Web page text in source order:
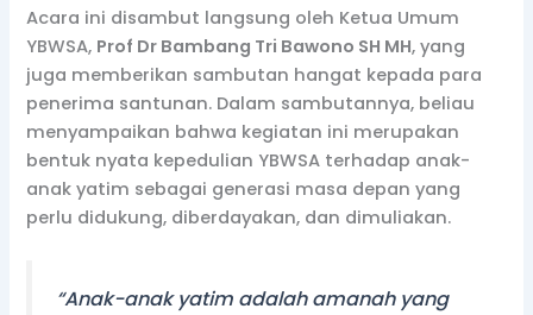
Acara ini disambut langsung oleh Ketua Umum
YBWSA, Prof Dr Bambang Tri Bawono SH MH, yang
juga memberikan sambutan hangat kepada para
penerima santunan. Dalam sambutannya, beliau
menyampaikan bahwa kegiatan ini merupakan
bentuk nyata kepedulian YBWSA terhadap anak-
anak yatim sebagai generasi masa depan yang
perlu didukung, diberdayakan, dan dimuliakan.
“Anak-anak yatim adalah amanah yang